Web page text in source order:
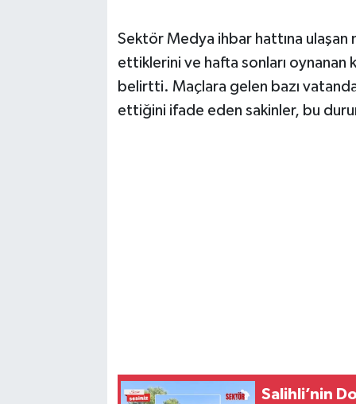
Sektör Medya ihbar hattına ulaşan
ettiklerini ve hafta sonları oynanan
belirtti. Maçlara gelen bazı
ettiğini ifade eden sakinler, bu
Salihli’nin